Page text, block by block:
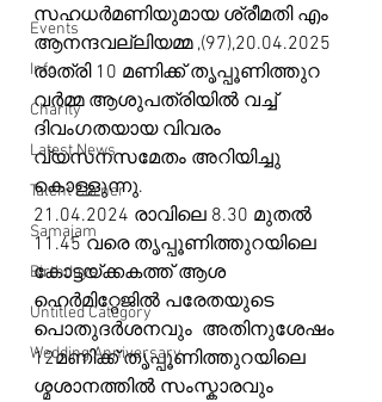
Events
Info
Charity
Latest News
Talent Corner
Samajam
Birthdays
Untitled Category
Wedding Anniversary
സഹധർമണിയുമായ ശ്രീമതി എം
ആനന്ദവല്ലിയമ്മ ,(97),20.04.2025
രാത്രി 10 മണിക്ക് തൃപ്പൂണിത്തുറ
വർമ്മ ആശുപത്രിയിൽ വച്ച്
ദിവംഗതയായ വിവരം
വ്യസനസമേതം അറിയിച്ചു
കൊള്ളുന്നു.
21.04.2024 രാവിലെ 8.30 മുതൽ
11.45 വരെ തൃപ്പൂണിത്തുറയിലെ
കോട്ടയ്ക്കകത്ത് ആശ
ഹെർമിറ്റേജിൽ പരേതയുടെ
പൊതുദർശനവും  അതിനുശേഷം
12മണിക്ക് തൃപ്പൂണിത്തുറയിലെ
ശ്മശാനത്തിൽ സംസ്കാരവും